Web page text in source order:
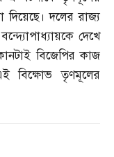
দলের রাজ্য
দেখে
বিজেপির কাজ
বিক্ষোভ তৃণমূলের